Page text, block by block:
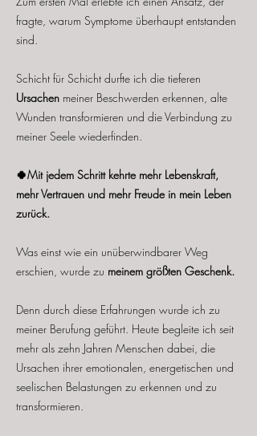
fragte, warum Symptome überhaupt entstanden
sind.
Schicht für Schicht durfte ich die tieferen
Ursachen meiner Beschwerden erkennen, alte
Wunden transformieren und die Verbindung zu
meiner Seele wiederfinden.
🍀Mit jedem Schritt kehrte mehr Lebenskraft,
mehr Vertrauen und mehr Freude in mein Leben
zurück.
Was einst wie ein unüberwindbarer Weg
erschien, wurde zu meinem größten Geschenk.
Denn durch diese Erfahrungen wurde ich zu
meiner Berufung geführt. Heute begleite ich seit
mehr als zehn Jahren Menschen dabei, die
Ursachen ihrer emotionalen, energetischen und
seelischen Belastungen zu erkennen und zu
transformieren.